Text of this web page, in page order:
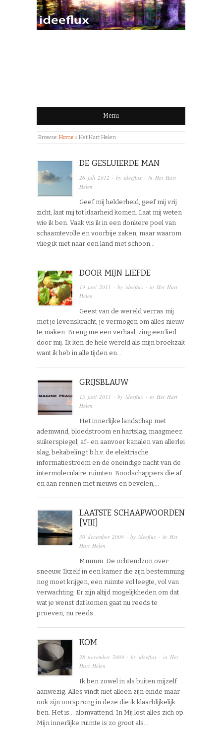
IDEEFLUX | STROOM
VAN IDEEËN
Menu
Browse:Home » Het Hart Helen
DE GESLUIERDE MAN
26 juli 2012 · by ideeflux · in Het Hart
Helen
Geef mij helderheid, geef mij vrij
zicht, laat mij tot klaarheid komen. Laat mij weten
wie ik ben. Vaak vis ik in een donkere poel van
schaamtevolle en voorbije zaken, maar waarom
vlieg ik niet naar een land met schoon…
DOOR MIJN LIEFDE
19 juni 2011 · byideeflux · inHet Hart
Helen
Geest van de wereld verras mij
met je levenskracht, je vermogen om alles nieuw
te maken. Breng me een verhaal, zing een lied
door mij. Ik ken de hele wereld als mijn broekzak
want ik heb in alle tijden en…
GRIJSBLAUW
15 juni 2011 · by ideeflux · in Het Hart
Helen
Het innerlijke landschap met
ademwind, bloedstroom en hartslag, maagmeer,
suikerspiegel, af- en aanvoer kanalen van allerlei
slag, bekabeling t.b.h.v. de elektrische
informatiestroom en de oneindige nacht van de
intermoleculaire ruimten. Boodschappers die af
en aan rennen met nieuws en bevelen,…
LAATSTE SCHAAPWOORDEN
[VIII]
30 december 2009 · byideeflux · inHet
Hart Helen
Mmmm. De ochtendzon over
sneeuw. Ikzelf in een kamer die zijn bestemming
nog moet krijgen, een ruimte vol leegte, vol van
verwachting. Er zijn altijd mogelijkheden om dat
wat je wenst dat komen gaat nu reeds te
proeven, nu reeds…
KOM
28 november 2009 · by ideeflux · in Het
Hart Helen
Ik ben zowel in als buiten mijzelf
aanwezig. Alles vindt niet alleen zijn einde maar
ook zijn oorsprong in deze die ik klaarblijkelijk
ben. Het is… alomvattend. In Mij lost alles zich op.
Mijn innerlijke ruimte is zo groot als…